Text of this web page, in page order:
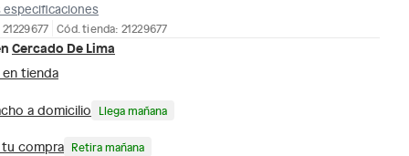
especificaciones
Cód. tienda: 21229677
Cercado De Lima
tienda
a domicilio Llega mañana
tu compra Retira mañana